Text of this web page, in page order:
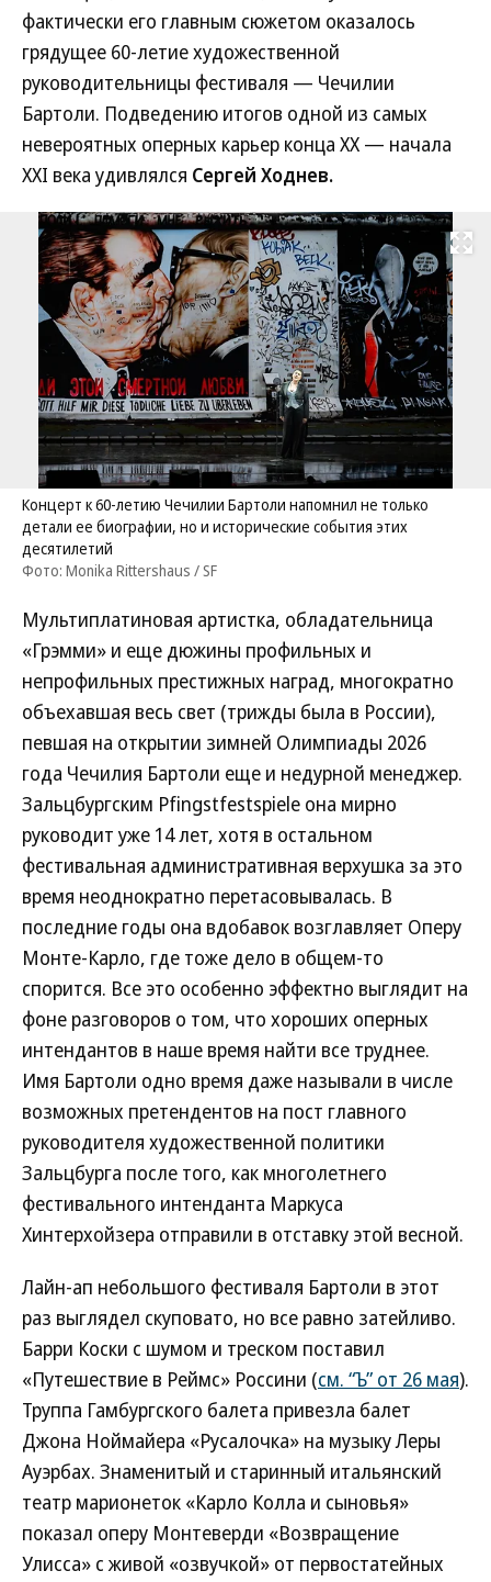
фактически его главным сюжетом оказалось
грядущее 60-летие художественной
руководительницы фестиваля — Чечилии
Бартоли. Подведению итогов одной из самых
невероятных оперных карьер конца ХХ — начала
XXI века удивлялся Сергей Ходнев.
Развернуть
Концерт к 60-летию Чечилии Бартоли напомнил не только
детали ее биографии, но и исторические события этих
десятилетий
Фото: Monika Rittershaus / SF
Мультиплатиновая артистка, обладательница
«Грэмми» и еще дюжины профильных и
непрофильных престижных наград, многократно
объехавшая весь свет (трижды была в России),
певшая на открытии зимней Олимпиады 2026
года Чечилия Бартоли еще и недурной менеджер.
Зальцбургским Pfingstfestspiele она мирно
руководит уже 14 лет, хотя в остальном
фестивальная административная верхушка за это
время неоднократно перетасовывалась. В
последние годы она вдобавок возглавляет Оперу
Монте-Карло, где тоже дело в общем-то
спорится. Все это особенно эффектно выглядит на
фоне разговоров о том, что хороших оперных
интендантов в наше время найти все труднее.
Имя Бартоли одно время даже называли в числе
возможных претендентов на пост главного
руководителя художественной политики
Зальцбурга после того, как многолетнего
фестивального интенданта Маркуса
Хинтерхойзера отправили в отставку этой весной.
Лайн-ап небольшого фестиваля Бартоли в этот
раз выглядел скуповато, но все равно затейливо.
Барри Коски с шумом и треском поставил
«Путешествие в Реймс» Россини (см. “Ъ” от 26 мая).
Труппа Гамбургского балета привезла балет
Джона Ноймайера «Русалочка» на музыку Леры
Ауэрбах. Знаменитый и старинный итальянский
театр марионеток «Карло Колла и сыновья»
показал оперу Монтеверди «Возвращение
Улисса» с живой «озвучкой» от первостатейных